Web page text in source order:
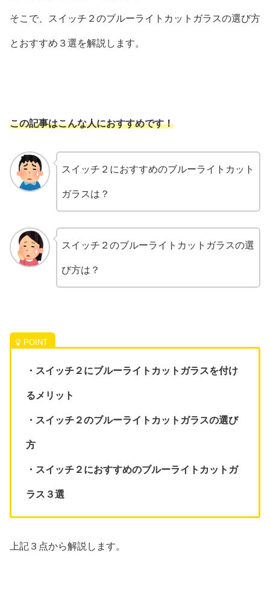
そこで、スイッチ２のブルーライトカットガラスの選び方
とおすすめ３選を解説します。
この記事はこんな人におすすめです！
スイッチ２におすすめのブルーライトカット
ガラスは？
スイッチ２のブルーライトカットガラスの選
び方は？
・スイッチ２にブルーライトカットガラスを付け
るメリット
・スイッチ２のブルーライトカットガラスの選び
方
・スイッチ２におすすめのブルーライトカットガ
ラス３選
上記３点から解説します。